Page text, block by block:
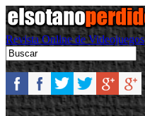
Revista Online de Videojuegos